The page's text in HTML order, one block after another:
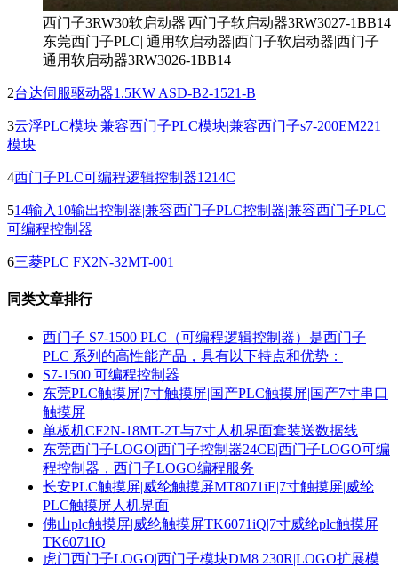
西门子3RW30软启动器|西门子软启动器3RW3027-1BB14
东莞西门子PLC| 通用软启动器|西门子软启动器|西门子
通用软启动器3RW3026-1BB14
2台达伺服驱动器1.5KW ASD-B2-1521-B
3云浮PLC模块|兼容西门子PLC模块|兼容西门子s7-200EM221
模块
4西门子PLC可编程逻辑控制器1214C
514输入10输出控制器|兼容西门子PLC控制器|兼容西门子PLC
可编程控制器
6三菱PLC FX2N-32MT-001
同类文章排行
西门子 S7-1500 PLC（可编程逻辑控制器）是西门子
PLC 系列的高性能产品，具有以下特点和优势：
S7-1500 可编程控制器
东莞PLC触摸屏|7寸触摸屏|国产PLC触摸屏|国产7寸串口
触摸屏
单板机CF2N-18MT-2T与7寸人机界面套装送数据线
东莞西门子LOGO|西门子控制器24CE|西门子LOGO可编
程控制器，西门子LOGO编程服务
长安PLC触摸屏|威纶触摸屏MT8071iE|7寸触摸屏|威纶
PLC触摸屏人机界面
佛山plc触摸屏|威纶触摸屏TK6071iQ|7寸威纶plc触摸屏
TK6071IQ
虎门西门子LOGO|西门子模块DM8 230R|LOGO扩展模